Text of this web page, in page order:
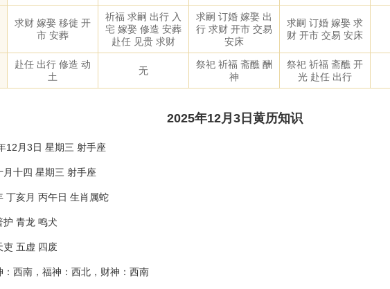
求财 嫁娶 移徙 开
市 安葬
祈福 求嗣 出行 入
宅 嫁娶 修造 安葬
赴任 见贵 求财
求嗣 订婚 嫁娶 出
行 求财 开市 交易
安床
求嗣 订婚 嫁娶 求
财 开市 交易 安床
赴任 出行 修造 动
土
无
祭祀 祈福 斋醮 酬
神
祭祀 祈福 斋醮 开
光 赴任 出行
2025年12月3日黄历知识
12月3日 星期三 射手座
月十四 星期三 射手座
丁亥月 丙午日 生肖属蛇
护 青龙 鸣犬
吏 五虚 四废
：西南，福神：西北，财神：西南